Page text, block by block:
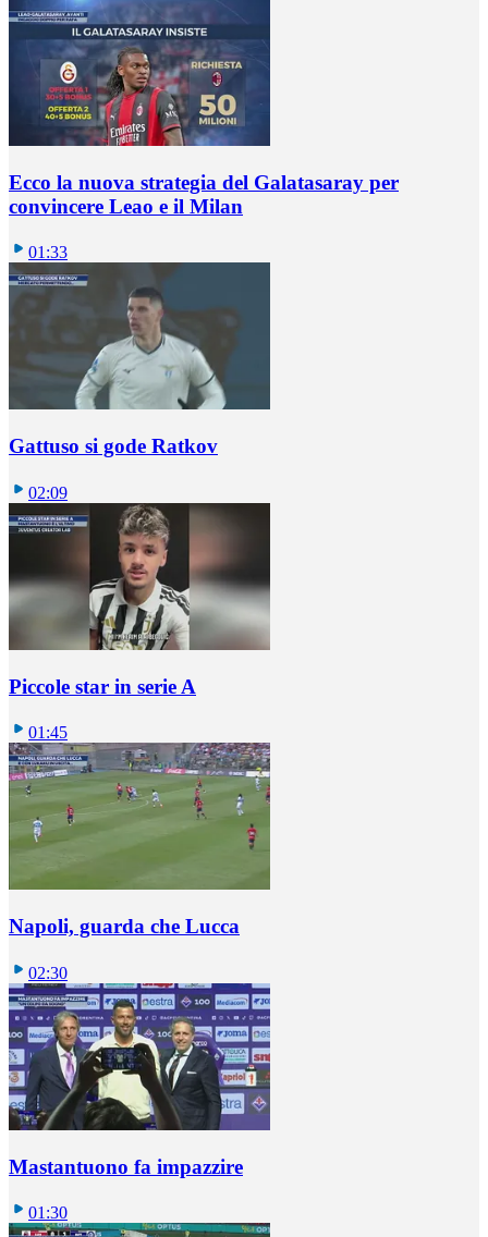
Ecco la nuova strategia del Galatasaray per
convincere Leao e il Milan
01:33
Gattuso si gode Ratkov
02:09
Piccole star in serie A
01:45
Napoli, guarda che Lucca
02:30
Mastantuono fa impazzire
01:30